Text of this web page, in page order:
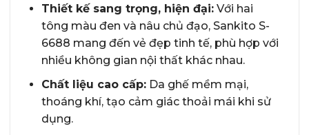
Thiết kế sang trọng, hiện đại:Với hai
tông màu đen và nâu chủ đạo, Sankito S-
6688 mang đến vẻ đẹp tinh tế, phù hợp với
nhiều không gian nội thất khác nhau.
Chất liệu cao cấp:Da ghế mềm mại,
thoáng khí, tạo cảm giác thoải mái khi sử
dụng.